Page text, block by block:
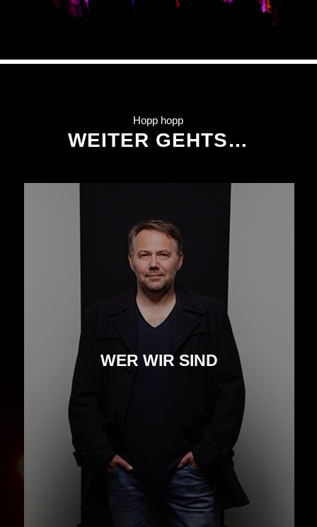
Hopp hopp
WEITER GEHTS…
WER WIR SIND